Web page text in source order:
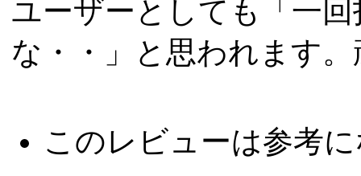
ユーザーとしても「一
な・・」と思われます
このレビューは参考